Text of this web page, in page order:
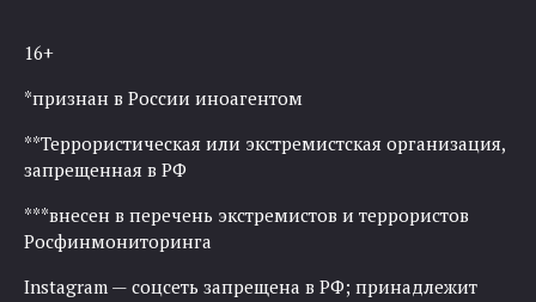
16+
*признан в России иноагентом
**Террористическая или экстремистская организация,
запрещенная в РФ
***внесен в перечень экстремистов и террористов
Росфинмониторинга
Instagram — соцсеть запрещена в РФ; принадлежит